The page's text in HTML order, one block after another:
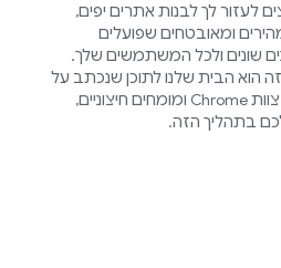
לעזור לך לבנות אתרים יפים,
ומאובטחים שפועלים
שונים ולכל המשתמשים שלך.
הוא הבית שלנו לתוכן שנכתב על
ידי חברי צוות Chrome ומומחים חיצוניים,
בתהליך הזה.